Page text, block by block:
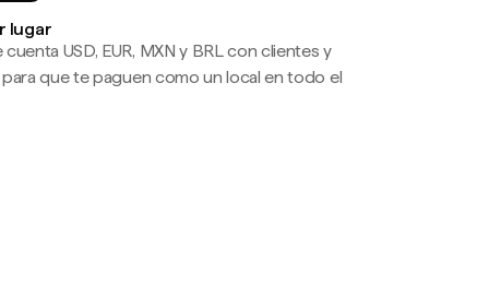
lugar
USD, EUR, MXN y BRL con clientes y
que te paguen como un local en todo el